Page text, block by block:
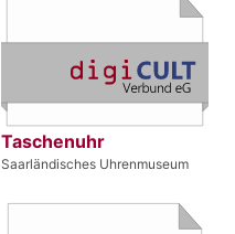
Taschenuhr
Saarländisches Uhrenmuseum